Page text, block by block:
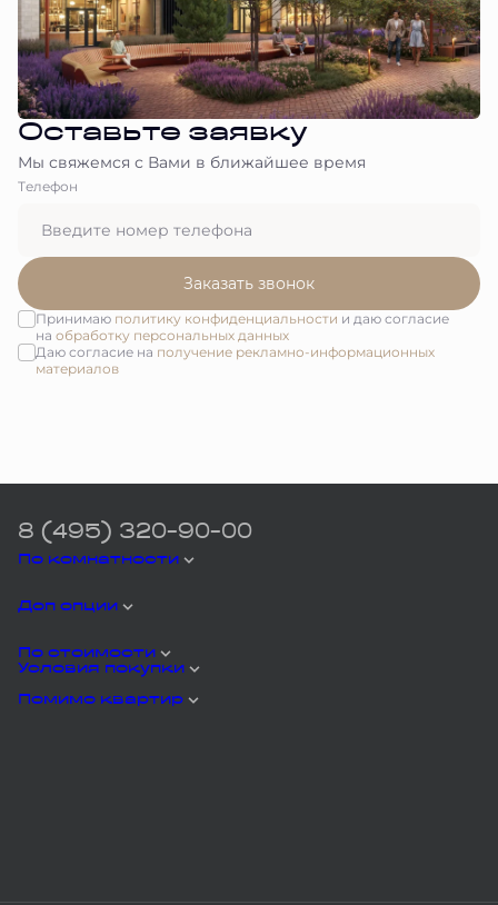
Оставьте заявку
Мы свяжемся с Вами в ближайшее время
Tелефон
Заказать звонок
Принимаю политику конфиденциальности и даю согласие
на обработку персональных данных
Даю согласие на получение рекламно-информационных
материалов
По комнатности
Доп опции
По стоимости
Помимо квартир
Условия покупки
8 (495) 320-90-00